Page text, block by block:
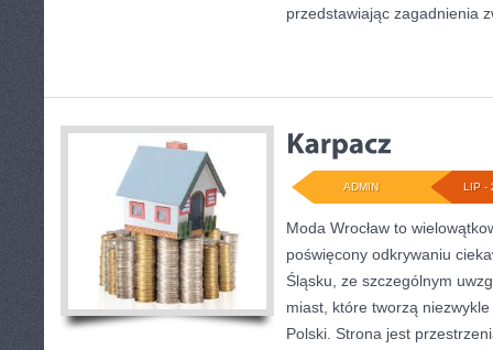
przedstawiając zagadnienia
LIP -
ADMIN
Moda Wrocław to
poświęcony odkrywaniu
Śląsku, ze szczególnym
miast, które tworzą
Polski. Strona jest